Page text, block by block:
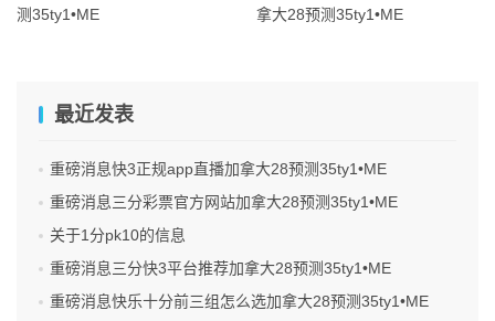
测35ty1 •ME
拿大28预测35ty1 •ME
最近发表
重磅消息快3正规app直播加拿大28预测35ty1 •ME
重磅消息三分彩票官方网站加拿大28预测35ty1 •ME
关于1分pk10的信息
重磅消息三分快3平台推荐加拿大28预测35ty1 •ME
重磅消息快乐十分前三组怎么选加拿大28预测35ty1 •ME